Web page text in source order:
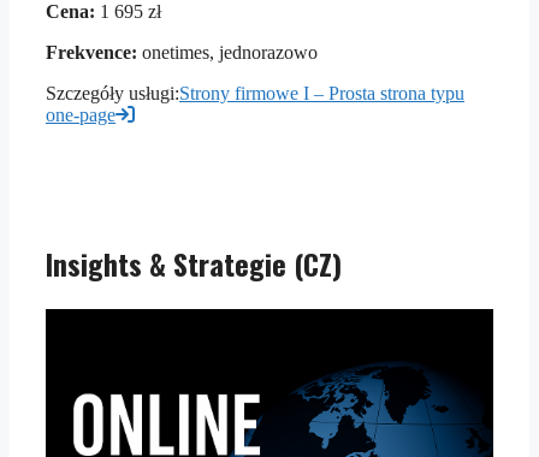
Cena: 1 695 zł
Frekvence: onetimes, jednorazowo
Szczegóły usługi:Strony firmowe I – Prosta strona typu
one-page
Insights & Strategie (CZ)